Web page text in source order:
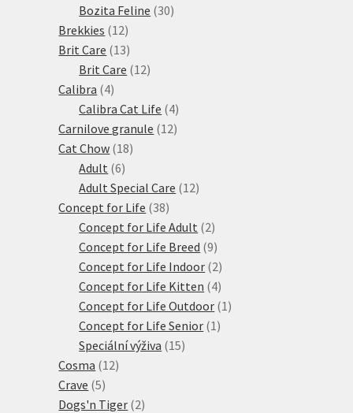
produktů
Bozita Feline 3030
Brekkies 1212
produktů
Brit Care 1313
produktů
Brit Care 1212
Calibra 44
produkty
Calibra Cat Life 44
produkty
Carnilove granule 1212
Cat Chow 1818
Adult 66
produktů
Adult Special Care 1212
Concept for Life 3838
produktů
Concept for Life Adult 22
produkty
Concept for Life Breed 99
produktů
Concept for Life Indoor 22
produkty
Concept for Life Kitten 44
produkty
Concept for Life Outdoor 1 1
Concept for Life Senior 1 1
Speciální výživa 1515
Cosma 1212
Crave 55
produktů
Dogs'n Tiger 22